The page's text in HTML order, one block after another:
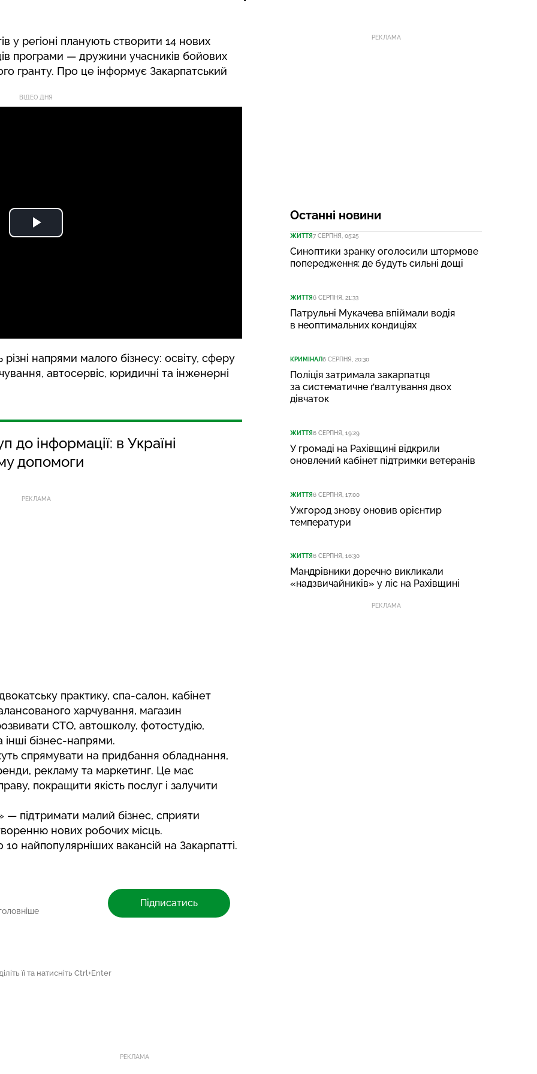
у регіоні планують створити 14 нових
програми — дружини учасників бойових
гранту. Про це інформує Закарпатський
ВІДЕО ДНЯ
напрями малого бізнесу: освіту, сферу
автосервіс, юридичні та інженерні
до інформації: в Україні
допомоги
РЕКЛАМА
практику, спа-салон, кабінет
харчування, магазин
СТО, автошколу, фотостудію,
бізнес-напрями.
спрямувати на придбання обладнання,
рекламу та маркетинг. Це має
покращити якість послуг і залучити
підтримати малий бізнес, сприяти
нових робочих місць.
10 найпопулярніших вакансій на Закарпатті.
Підписатись
її та натисніть Ctrl+Enter
РЕКЛАМА
Останні новини
ЖИТТЯ7 СЕРПНЯ, 05:25
Синоптики зранку оголосили штормове
попередження: де будуть сильні дощі
ЖИТТЯ6 СЕРПНЯ, 21:33
Патрульні Мукачева впіймали водія
в неоптимальних кондиціях
КРИМІНАЛ6 СЕРПНЯ, 20:30
Поліція затримала закарпатця
за систематичне ґвалтування двох
дівчаток
ЖИТТЯ6 СЕРПНЯ, 19:29
У громаді на Рахівщині відкрили
оновлений кабінет підтримки ветеранів
ЖИТТЯ6 СЕРПНЯ, 17:00
Ужгород знову оновив орієнтир
температури
ЖИТТЯ6 СЕРПНЯ, 16:30
Мандрівники доречно викликали
«надзвичайників» у ліс на Рахівщині
РЕКЛАМА
РЕКЛАМА